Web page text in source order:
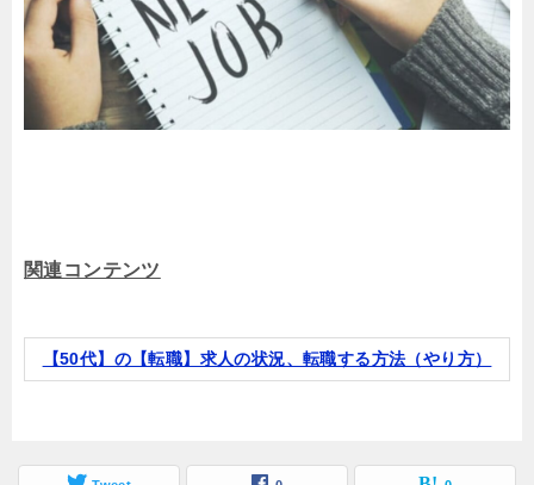
関連コンテンツ
【50代】の【転職】求人の状況、転職する方法（やり方）